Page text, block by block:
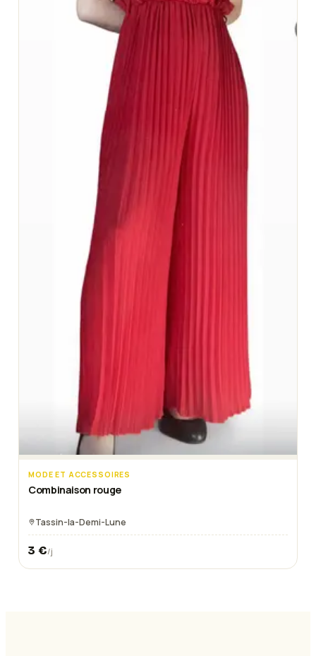
MODE ET ACCESSOIRES
Combinaison rouge
Tassin-la-Demi-Lune
3 €/j